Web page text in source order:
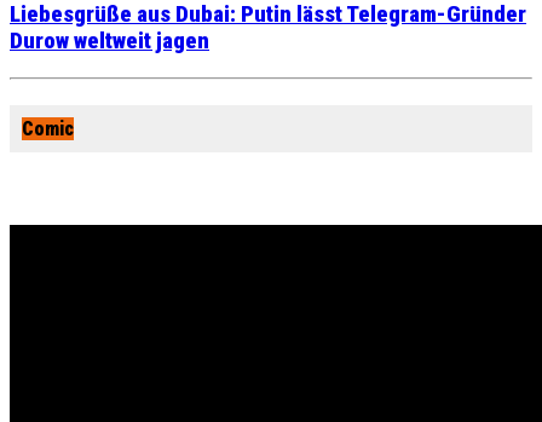
Liebesgrüße aus Dubai: Putin lässt Telegram-Gründer
Durow weltweit jagen
Comic